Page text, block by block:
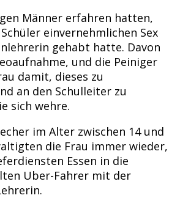
Männer erfahren hatten,
einvernehmlichen Sex
gehabt hatte. Davon
und die Peiniger
damit, dieses zu
an den Schulleiter zu
sich wehre.
im Alter zwischen 14 und
die Frau immer wieder,
Essen in die
Uber-Fahrer mit der